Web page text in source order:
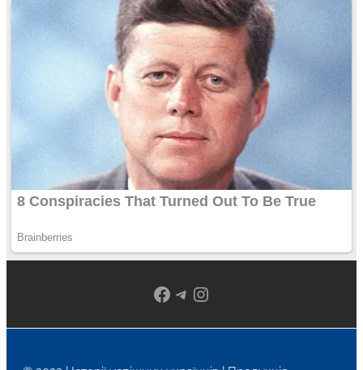
Facebook
Telegram
Instagram